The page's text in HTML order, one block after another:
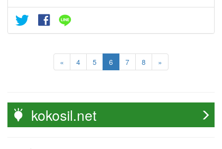
« 4 5 6 7 8 »
kokosil.net